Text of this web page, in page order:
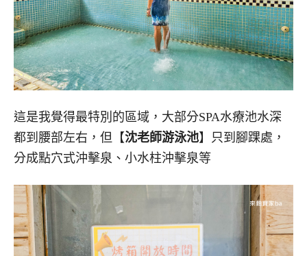
這是我覺得最特別的區域，大部分SPA水療池水深
都到腰部左右，但【沈老師游泳池】只到腳踝處，
分成點穴式沖擊泉、小水柱沖擊泉等